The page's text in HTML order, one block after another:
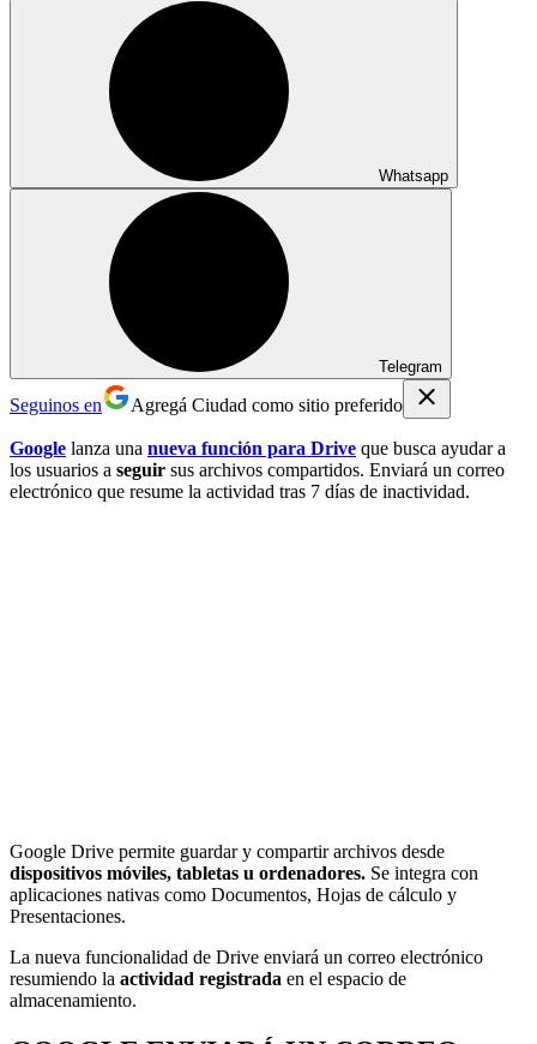
Whatsapp
Telegram
Seguinos en Agregá Ciudad como sitio preferido
Google lanza una nueva función para Drive que busca ayudar a
los usuarios a seguir sus archivos compartidos. Enviará un correo
electrónico que resume la actividad tras 7 días de inactividad.
Google Drive permite guardar y compartir archivos desde
dispositivos móviles, tabletas u ordenadores. Se integra con
aplicaciones nativas como Documentos, Hojas de cálculo y
Presentaciones.
La nueva funcionalidad de Drive enviará un correo electrónico
resumiendo la actividad registrada en el espacio de
almacenamiento.